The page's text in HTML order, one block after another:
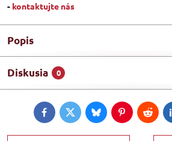
- kontaktujte nás
Popis
Diskusia 0
FacebookTwitterBlueskyPinterestReddit